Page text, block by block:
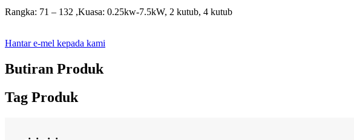
Rangka: 71 – 132 ,Kuasa: 0.25kw-7.5kW, 2 kutub, 4 kutub
Hantar e-mel kepada kami
Butiran Produk
Tag Produk